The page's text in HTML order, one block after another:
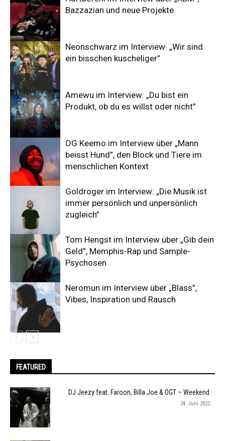
Bazzazian und neue Projekte
Neonschwarz im Interview: „Wir sind
ein bisschen kuscheliger”
Amewu im Interview: „Du bist ein
Produkt, ob du es willst oder nicht”
OG Keemo im Interview über „Mann
beisst Hund”, den Block und Tiere im
menschlichen Kontext
Goldroger im Interview: „Die Musik ist
immer persönlich und unpersönlich
zugleich”
Tom Hengst im Interview über „Gib dein
Geld”, Memphis-Rap und Sample-
Psychosen
Neromun im Interview über „Blass”,
Vibes, Inspiration und Rausch
FEATURED
DJ Jeezy feat. Faroon, Billa Joe & OGT – Weekend
24. Juni 2022